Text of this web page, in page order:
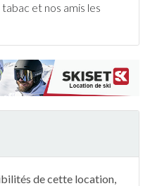
et nos amis les
de cette location,